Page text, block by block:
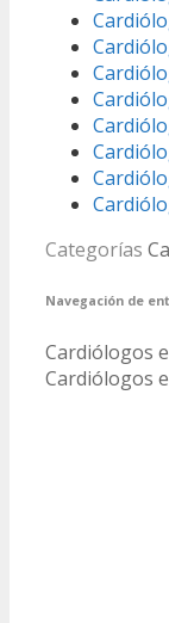
Categorías
Navegación de
Cardiólogos
Cardiólogos